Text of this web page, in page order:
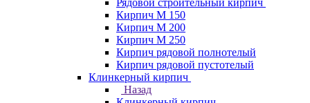
Рядовой строительный кирпич
Кирпич М 150
Кирпич М 200
Кирпич М 250
Кирпич рядовой полнотелый
Кирпич рядовой пустотелый
Клинкерный кирпич
Назад